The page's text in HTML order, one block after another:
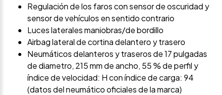
Regulación de los faros con sensor de oscuridad y
sensor de vehículos en sentido contrario
Luces laterales maniobras/de bordillo
Airbag lateral de cortina delantero y trasero
Neumáticos delanteros y traseros de 17 pulgadas
de diametro, 215 mm de ancho, 55 % de perfil y
índice de velocidad: H con índice de carga: 94
(datos del neumático oficiales de la marca)